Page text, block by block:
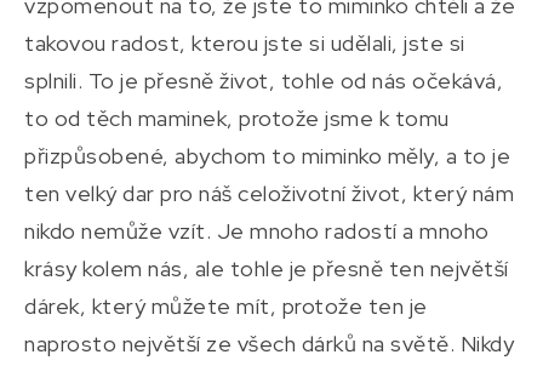
vzpomenout na to, že jste to miminko chtěli a že
takovou radost, kterou jste si udělali, jste si
splnili. To je přesně život, tohle od nás očekává,
to od těch maminek, protože jsme k tomu
přizpůsobené, abychom to miminko měly, a to je
ten velký dar pro náš celoživotní život, který nám
nikdo nemůže vzít. Je mnoho radostí a mnoho
krásy kolem nás, ale tohle je přesně ten největší
dárek, který můžete mít, protože ten je
naprosto největší ze všech dárků na světě. Nikdy